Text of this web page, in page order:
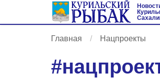
Главная Нацпроекты
#